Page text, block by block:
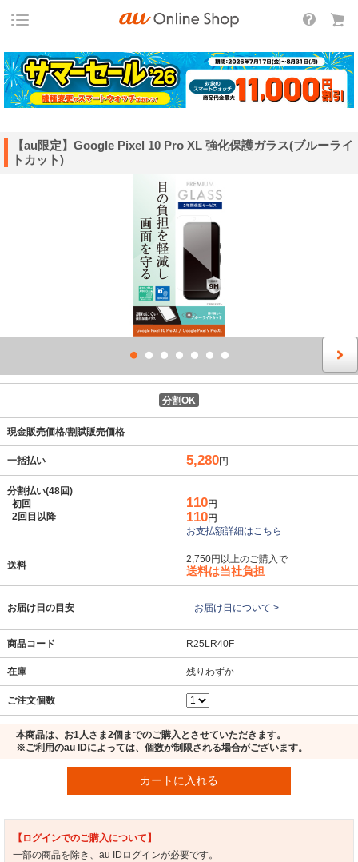
【au限定】Google Pixel 10 Pro XL 強化保護ガラス(ブルーライ
トカット)
分割OK
現金販売価格/割賦販売価格
一括払い 5,280円
分割払い(48回)
初回
2回目以降
110円
110円
お支払額詳細はこちら
送料
2,750円以上のご購入で
送料は当社負担
お届け日の目安 お届け日について >
商品コード R25LR40F
在庫 残りわずか
ご注文個数
本商品は、お1人さま2個までのご購入とさせていただきます。
※ご利用のau IDによっては、個数が制限される場合がございます。
カートに入れる
【ログインでのご購入について】
一部の商品を除き、au IDログインが必要です。